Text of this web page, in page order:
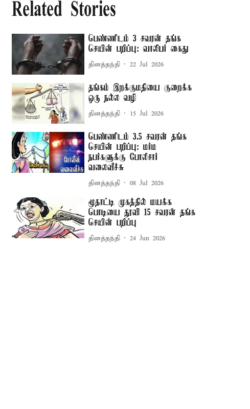
Related Stories
பெண்ணிடம் 3 சவரன் தங்க
செயின் பறிப்பு: வாலிபர் கைது
தினத்தந்தி 22 Jul 2026
தங்கம் இறக்குமதியை குறைக்க
ஒரு நல்ல வழி
தினத்தந்தி 15 Jul 2026
பெண்ணிடம் 3.5 சவரன் தங்க
செயின் பறிப்பு: மர்ம
நபர்களுக்கு போலீசார்
வலைவீச்சு
தினத்தந்தி 08 Jul 2026
மூதாட்டி முகத்தில் மயக்க
பொடியை தூவி 15 சவரன் தங்க
செயின் பறிப்பு
தினத்தந்தி 24 Jun 2026